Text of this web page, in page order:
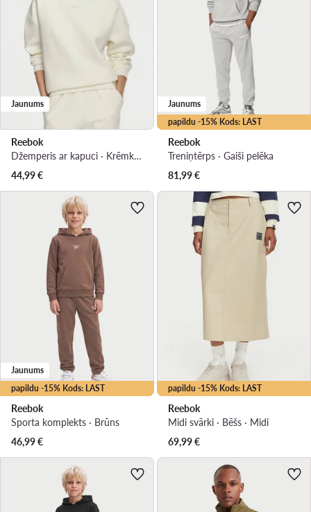
Jaunums
Reebok
Džemperis ar kapuci · Krēmkrāsas · Regular Fit
44,99€
papildu -15% Kods: LAST
Jaunums
Reebok
Treniņtērps · Gaiši pelēka
81,99€
papildu -15% Kods: LAST
Jaunums
Reebok
Sporta komplekts · Brūns
46,99€
papildu -15% Kods: LAST
Reebok
Midi svārki · Bēšs · Midi
69,99€